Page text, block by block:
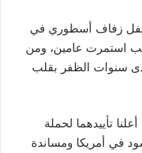
زفاف أسطوري في
قصة حب استمرت عامين، ومن
سنوات الظفر بقلب
تأييدهما لحملة
في أمريكا ومساندة